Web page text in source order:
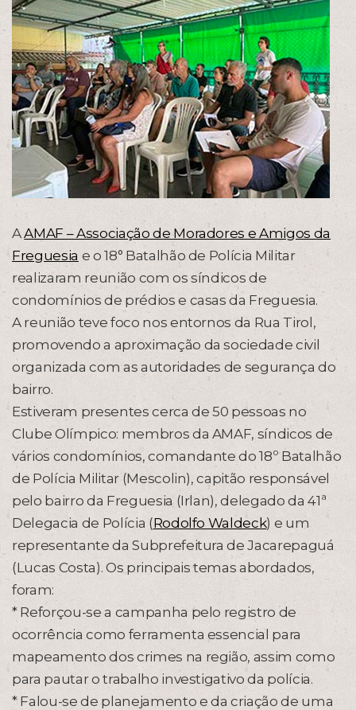
AAMAF – Associação de Moradores e Amigos da
Freguesia e o 18° Batalhão de Polícia Militar
realizaram reunião com os síndicos de
condomínios de prédios e casas da Freguesia.
A reunião teve foco nos entornos da Rua Tirol,
promovendo a aproximação da sociedade civil
organizada com as autoridades de segurança do
bairro.
Estiveram presentes cerca de 50 pessoas no
Clube Olímpico: membros da AMAF, síndicos de
vários condomínios, comandante do 18º Batalhão
de Polícia Militar (Mescolin), capitão responsável
pelo bairro da Freguesia (Irlan), delegado da 41ª
Delegacia de Polícia (Rodolfo Waldeck) e um
representante da Subprefeitura de Jacarepaguá
(Lucas Costa). Os principais temas abordados,
foram:
* Reforçou-se a campanha pelo registro de
ocorrência como ferramenta essencial para
mapeamento dos crimes na região, assim como
para pautar o trabalho investigativo da polícia.
* Falou-se de planejamento e da criação de uma